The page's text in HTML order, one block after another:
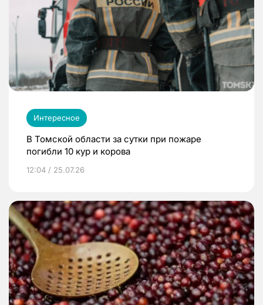
Интересное
В Томской области за сутки при пожаре
погибли 10 кур и корова
12:04 / 25.07.26